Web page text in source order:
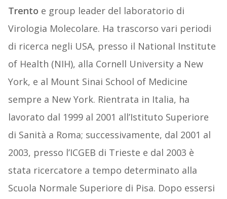
Trento e group leader del laboratorio di
Virologia Molecolare. Ha trascorso vari periodi
di ricerca negli USA, presso il National Institute
of Health (NIH), alla Cornell University a New
York, e al Mount Sinai School of Medicine
sempre a New York. Rientrata in Italia, ha
lavorato dal 1999 al 2001 all’Istituto Superiore
di Sanità a Roma; successivamente, dal 2001 al
2003, presso l’ICGEB di Trieste e dal 2003 è
stata ricercatore a tempo determinato alla
Scuola Normale Superiore di Pisa. Dopo essersi